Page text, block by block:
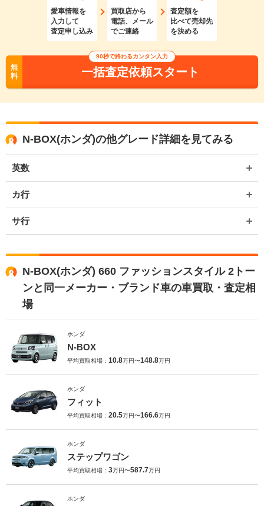
愛車情報を
入力して
査定申し込み
買取店から
電話、メール
でご連絡
査定額を
比べて売却先
を決める
無
料
90秒で終わるカンタン入力
一括査定依頼スタート
N-BOX(ホンダ)の他グレード詳細を見てみる
英数
カ行
サ行
N-BOX(ホンダ) 660 ファッションスタイル 2トー
ンと同一メーカー・ブランド車の車買取・査定相
場
ホンダ
N-BOX
平均買取相場： 10.8万円〜148.8万円
ホンダ
フィット
平均買取相場： 20.5万円〜166.6万円
ホンダ
ステップワゴン
平均買取相場： 3万円〜587.7万円
ホンダ